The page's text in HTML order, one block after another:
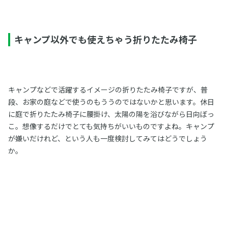
キャンプ以外でも使えちゃう折りたたみ椅子
キャンプなどで活躍するイメージの折りたたみ椅子ですが、普
段、お家の庭などで使うのもううのではないかと思います。休日
に庭で折りたたみ椅子に腰掛け、太陽の陽を浴びながら日向ぼっ
こ。想像するだけでとても気持ちがいいものですよね。キャンプ
が嫌いだけれど、という人も一度検討してみてはどうでしょう
か。